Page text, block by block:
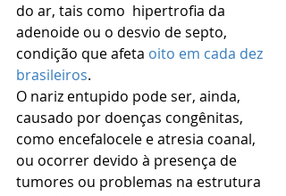
do ar, tais como  hipertrofia da
adenoide ou o desvio de septo,
condição que afeta oito em cada dez
brasileiros.
O nariz entupido pode ser, ainda,
causado por doenças congênitas,
como encefalocele e atresia coanal,
ou ocorrer devido à presença de
tumores ou problemas na estrutura